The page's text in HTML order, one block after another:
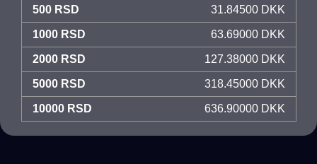
500 RSD 31.84500 DKK
1000 RSD 63.69000 DKK
2000 RSD 127.38000 DKK
5000 RSD 318.45000 DKK
10000 RSD 636.90000 DKK